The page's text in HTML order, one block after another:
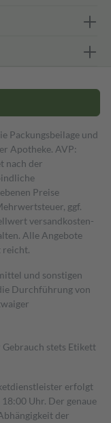
Packungsbeilage und
Apotheke. AVP:
nach der
Preise
ggf.
versand­kosten­
Alle Angebote
reicht.
und sonstigen
Durchführung von
stets Etikett
erfolgt
Uhr. Der genaue
der